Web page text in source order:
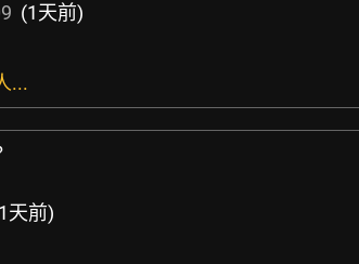
(1天前)
...
天前)